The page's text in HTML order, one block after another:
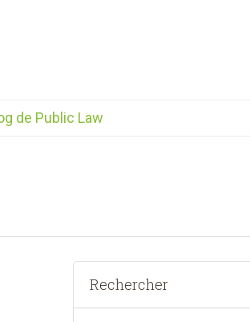
de Public Law